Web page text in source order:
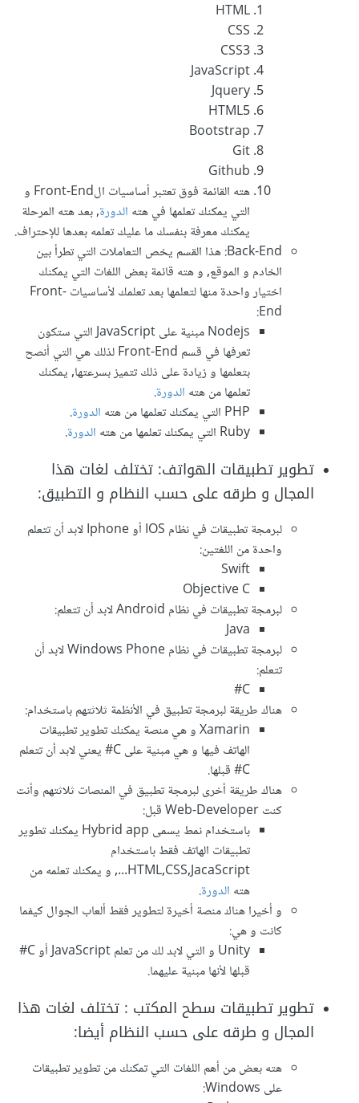
HTML
CSS
CSS3
JavaScript
Jquery
HTML5
Bootstrap
Git
Github
هته القائمة فوق تعتبر أساسيات الFront-End و
التي يمكنك تعلمها في هته الدورة, بعد هته المرحلة
يمكنك معرفة بنفسك ما عليك تعلمه بعدها للإحتراف.
Back-End: هذا القسم يخص التعاملات التي تطرأ بين
الخادم و الموقع, و هته قائمة بعض اللغات التي يمكنك
اختيار واحدة منها لتعلمها بعد تعلمك لأساسيات Front-
End:
Nodejs مبنية على JavaScript التي ستكون
تعرفها في قسم Front-End لذلك هي التي أنصح
بتعلمها و زيادة على ذلك تتميز بسرعتها, يمكنك
تعلمها من هته الدورة.
PHP التي يمكنك تعلمها من هته
الدورة.
Ruby التي يمكنك تعلمها من هته
الدورة.
تطوير تطبيقات الهواتف: تختلف لغات هذا
المجال و طرقه على حسب النظام و التطبيق:
لبرمجة تطبيقات في نظام IOS أو Iphone لابد أن تتعلم
واحدة من اللغتين:
Swift
Objective C
لبرمجة تطبيقات في نظام Android لابد أن تتعلم:
Java
لبرمجة تطبيقات في نظام Windows Phone لابد أن
تتعلم:
C#
هناك طريقة لبرمجة تطبيق في الأنظمة ثلاثتهم باستخدام:
Xamarin و هي منصة يمكنك تطوير تطبيقات
الهاتف فيها و هي مبنية على C# يعني لابد أن تتعلم
C# قبلها.
هناك طريقة أخرى لبرمجة تطبيق في المنصات ثلاثتهم وأنت
كنت Web-Developer قبل:
باستخدام نمط يسمى Hybrid app يمكنك تطوير
تطبيقات الهاتف فقط باستخدام
HTML,CSS,JacaScript..., و يمكنك تعلمه من
هته الدورة.
و أخيرا هناك منصة أخيرة لتطوير فقط ألعاب الجوال كيفما
كانت و هي:
Unity و التي لابد لك من تعلم JavaScript أو C#
قبلها لأنها مبنية عليهما.
تطوير تطبيقات سطح المكتب : تختلف لغات هذا
المجال و طرقه على حسب النظام أيضا:
هته بعض من أهم اللغات التي تمكنك من تطوير تطبيقات
على Windows: